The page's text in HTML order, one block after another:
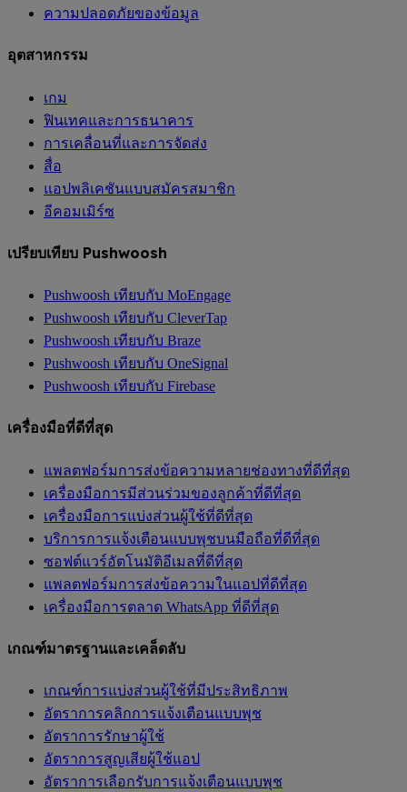
ความปลอดภัยของข้อมูล
อุตสาหกรรม
เกม
ฟินเทคและการธนาคาร
การเคลื่อนที่และการจัดส่ง
สื่อ
แอปพลิเคชันแบบสมัครสมาชิก
อีคอมเมิร์ซ
เปรียบเทียบ Pushwoosh
Pushwoosh เทียบกับ MoEngage
Pushwoosh เทียบกับ CleverTap
Pushwoosh เทียบกับ Braze
Pushwoosh เทียบกับ OneSignal
Pushwoosh เทียบกับ Firebase
เครื่องมือที่ดีที่สุด
แพลตฟอร์มการส่งข้อความหลายช่องทางที่ดีที่สุด
เครื่องมือการมีส่วนร่วมของลูกค้าที่ดีที่สุด
เครื่องมือการแบ่งส่วนผู้ใช้ที่ดีที่สุด
บริการการแจ้งเตือนแบบพุชบนมือถือที่ดีที่สุด
ซอฟต์แวร์อัตโนมัติอีเมลที่ดีที่สุด
แพลตฟอร์มการส่งข้อความในแอปที่ดีที่สุด
เครื่องมือการตลาด WhatsApp ที่ดีที่สุด
เกณฑ์มาตรฐานและเคล็ดลับ
เกณฑ์การแบ่งส่วนผู้ใช้ที่มีประสิทธิภาพ
อัตราการคลิกการแจ้งเตือนแบบพุช
อัตราการรักษาผู้ใช้
อัตราการสูญเสียผู้ใช้แอป
อัตราการเลือกรับการแจ้งเตือนแบบพุช